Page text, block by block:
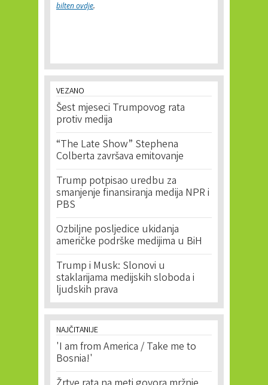
bilten ovdje.
VEZANO
Šest mjeseci Trumpovog rata
protiv medija
“The Late Show” Stephena
Colberta završava emitovanje
Trump potpisao uredbu za
smanjenje finansiranja medija NPR i
PBS
Ozbiljne posljedice ukidanja
američke podrške medijima u BiH
Trump i Musk: Slonovi u
staklarijama medijskih sloboda i
ljudskih prava
NAJČITANIJE
'I am from America / Take me to
Bosnia!'